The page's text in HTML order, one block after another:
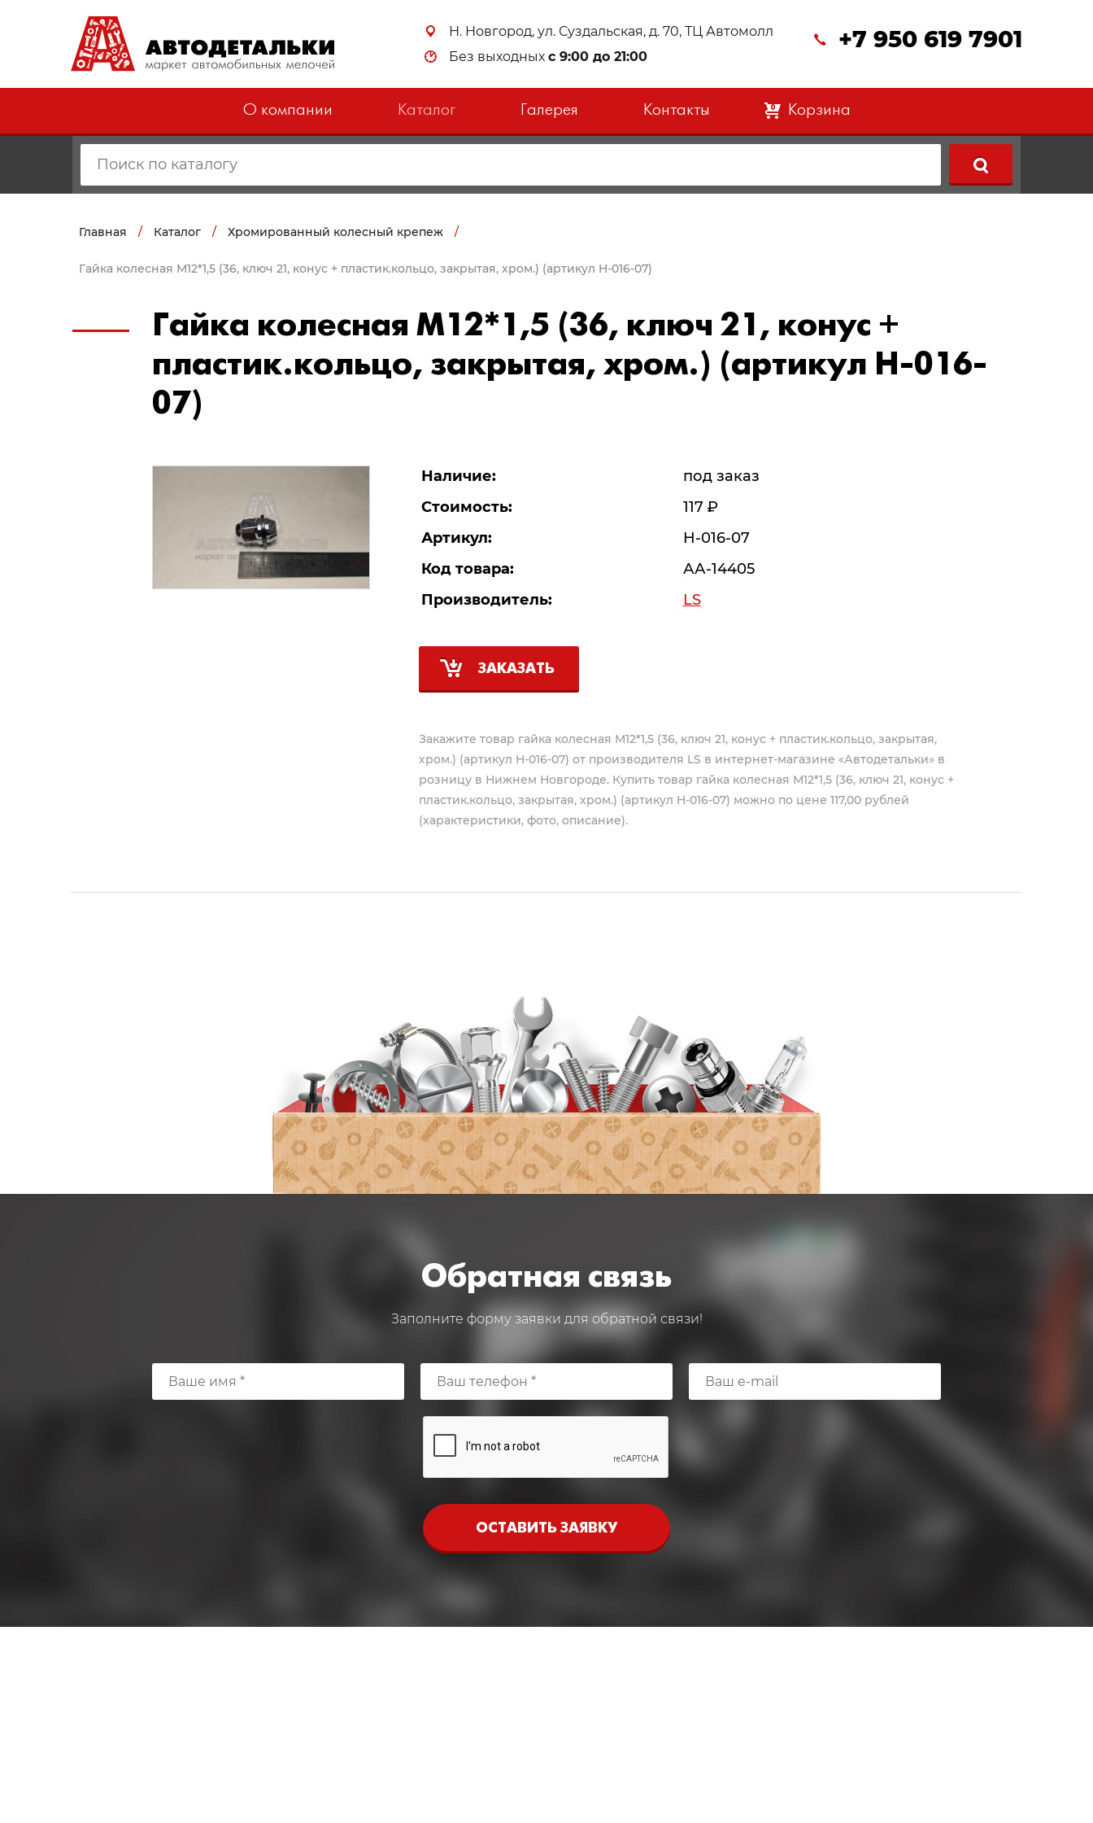
Н. Новгород, ул. Суздальская, д. 70, ТЦ Автомолл
Без выходных с 9:00 до 21:00
+7 950 619 7901
О компании Каталог Галерея Контакты 0 Корзина
Главная / Каталог / Хромированный колесный крепеж /
Гайка колесная М12*1,5 (36, ключ 21, конус + пластик.кольцо, закрытая, хром.) (артикул H-016-07)
Гайка колесная М12*1,5 (36, ключ 21, конус +
пластик.кольцо, закрытая, хром.) (артикул H-016-
07)
Наличие:
под заказ
Стоимость:
117 Р
Артикул:
H-016-07
Код товара:
АА-14405
Производитель:
LS
ЗАКАЗАТЬ
Закажите товар гайка колесная М12*1,5 (36, ключ 21, конус + пластик.кольцо, закрытая,
хром.) (артикул H-016-07) от производителя LS в интернет-магазине «Автодетальки» в
розницу в Нижнем Новгороде. Купить товар гайка колесная М12*1,5 (36, ключ 21, конус +
пластик.кольцо, закрытая, хром.) (артикул H-016-07) можно по цене 117,00 рублей
(характеристики, фото, описание).
Обратная связь
Заполните форму заявки для обратной связи!
ОСТАВИТЬ ЗАЯВКУ